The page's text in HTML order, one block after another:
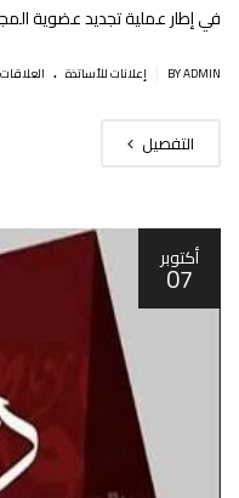
في إطار عملية تجديد عضوية
BY ADMIN إعلانات للأساتذة .
التفصيل
أكتوبر
07